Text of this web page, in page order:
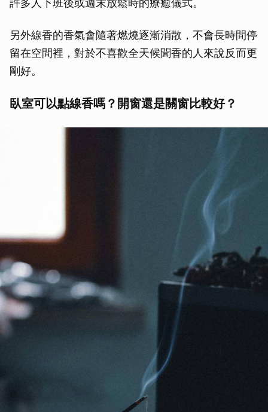
許多人下班後或週末放鬆時的療癒儀式。
另外線香的香氣會隨著燃燒逐漸消散，不會長時間停
留在空間裡，對於不喜歡全天候聞香的人來說反而更
剛好。
臥室可以點線香嗎？開窗還是關窗比較好？
取消